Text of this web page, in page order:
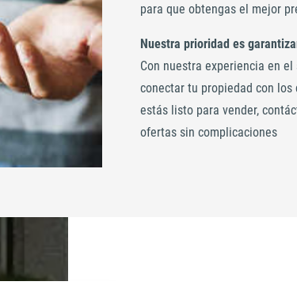
para que obtengas el mejor
Nuestra prioridad es
Con nuestra experiencia en
conectar tu propiedad con los
estás listo para vender,
ofertas sin complicaciones